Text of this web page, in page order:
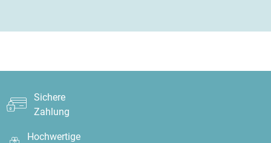
Sichere
Zahlung
Hochwertige